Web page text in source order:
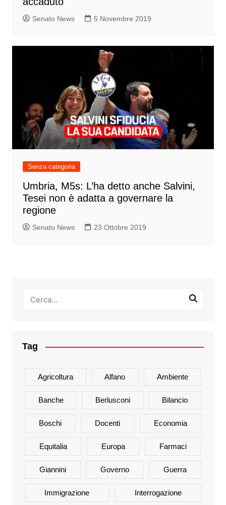
Senato News 5 Novembre 2019
Senza categoria
Umbria, M5s: L’ha detto anche Salvini,
Tesei non è adatta a governare la
regione
Senato News 23 Ottobre 2019
Tag
Agricoltura Alfano Ambiente
Banche Berlusconi Bilancio
Boschi Docenti Economia
Equitalia Europa Farmaci
Giannini Governo Guerra
Immigrazione Interrogazione